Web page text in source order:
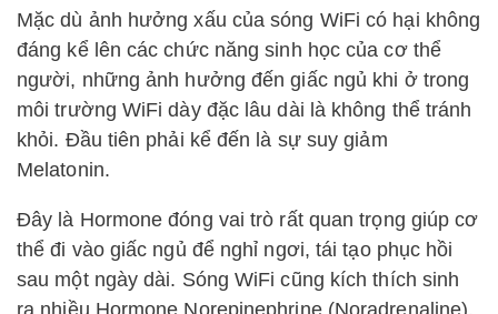
Mặc dù ảnh hưởng xấu của sóng WiFi có hại không
đáng kể lên các chức năng sinh học của cơ thể
người, những ảnh hưởng đến giấc ngủ khi ở trong
môi trường WiFi dày đặc lâu dài là không thể tránh
khỏi. Đầu tiên phải kể đến là sự suy giảm
Melatonin.
Đây là Hormone đóng vai trò rất quan trọng giúp cơ
thể đi vào giấc ngủ để nghỉ ngơi, tái tạo phục hồi
sau một ngày dài. Sóng WiFi cũng kích thích sinh
ra nhiều Hormone Norepinephrine (Noradrenaline).